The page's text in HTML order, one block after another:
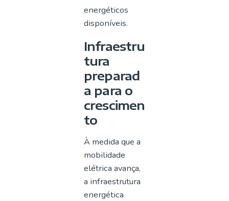
energéticos
disponíveis.
Infraestru
tura
preparad
a para o
crescimen
to
À medida que a
mobilidade
elétrica avança,
a infraestrutura
energética